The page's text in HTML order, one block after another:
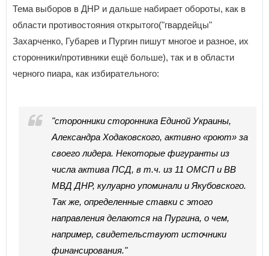
Тема выборов в ДНР и дальше набирает обороты, как в
области противостояния открытого("гвардейцы"
Захарченко, Губарев и Пургин пишут многое и разное, их
сторонники/противники ещё больше), так и в области
черного пиара, как избирательного:
"сторонники сторонника Единой Украины,
Александра Ходаковского, активно «роют» за
своего лидера. Некоторые фигуранты из
числа актива ПСД, в т.ч. из 11 ОМСП и ВВ
МВД ДНР, кулуарно упоминали и Якубовского.
Так же, определенные ставки с этого
направления делаются на Пургина, о чем,
например, свидетельствуют источники
финансирования."